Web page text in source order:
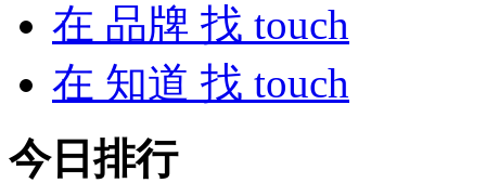
在 品牌 找 touch
在 知道 找 touch
今日排行